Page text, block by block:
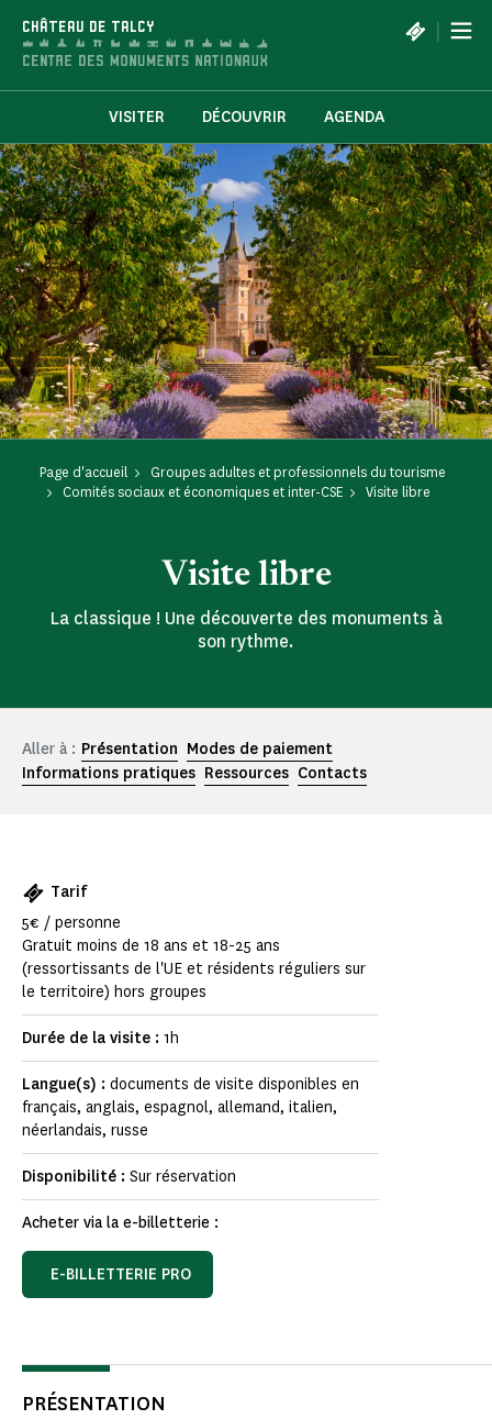
CHÂTEAU DE TALCY |
VISITER DÉCOUVRIR AGENDA
Page d'accueil
Groupes adultes et professionnels du tourisme
Comités sociaux et économiques et inter-CSE
Visite libre
Visite libre
La classique ! Une découverte des monuments à
son rythme.
Aller à : Présentation Modes de paiement
Informations pratiques Ressources Contacts
Tarif
5€ / personne
Gratuit moins de 18 ans et 18-25 ans
(ressortissants de l'UE et résidents réguliers sur
le territoire) hors groupes
Durée de la visite : 1h
Langue(s) : documents de visite disponibles en
français, anglais, espagnol, allemand, italien,
néerlandais, russe
Disponibilité : Sur réservation
Acheter via la e-billetterie :
E-BILLETTERIE PRO
PRÉSENTATION